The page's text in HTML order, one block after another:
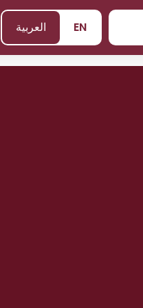
EN العربية